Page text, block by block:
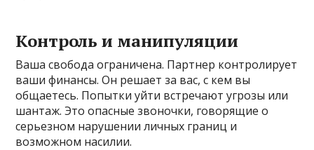
Контроль и манипуляции
Ваша свобода ограничена. Партнер контролирует
ваши финансы. Он решает за вас, с кем вы
общаетесь. Попытки уйти встречают угрозы или
шантаж. Это опасные звоночки, говорящие о
серьезном нарушении личных границ и
возможном насилии.